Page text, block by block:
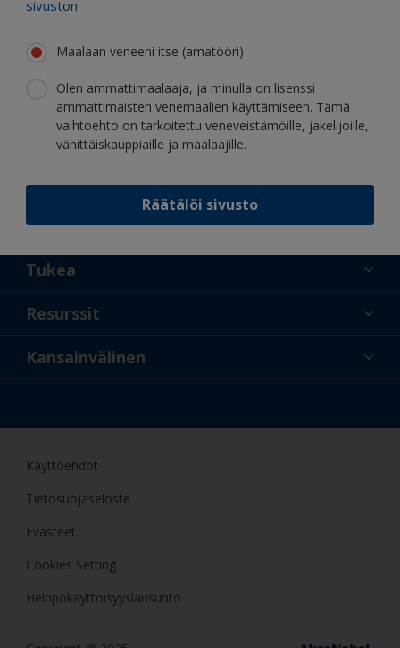
sivuston
Maalaan veneeni itse (amatööri)
Olen ammattimaalaaja, ja minulla on lisenssi
ammattimaisten venemaalien käyttämiseen. Tämä
vaihtoehto on tarkoitettu veneveistämöille, jakelijoille,
vähittäiskauppiaille ja maalaajille.
Räätälöi sivusto
Seuraa Internationalia:
Tukea
Tietoa meistä
Resurssit
Uusi
Kansainvälinen
Käyttöehdot
Tietosuojaseloste
Evästeet
Cookies Setting
Helppokäyttöisyyslausunto